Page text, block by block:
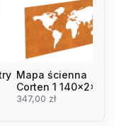
Mapa ścienna
Corten 1
347,00 zł